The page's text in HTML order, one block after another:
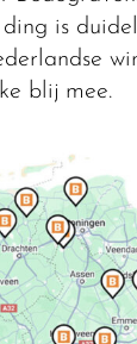
is
blij mee.